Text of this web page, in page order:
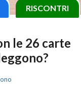
RISCONTRI
le 26 carte